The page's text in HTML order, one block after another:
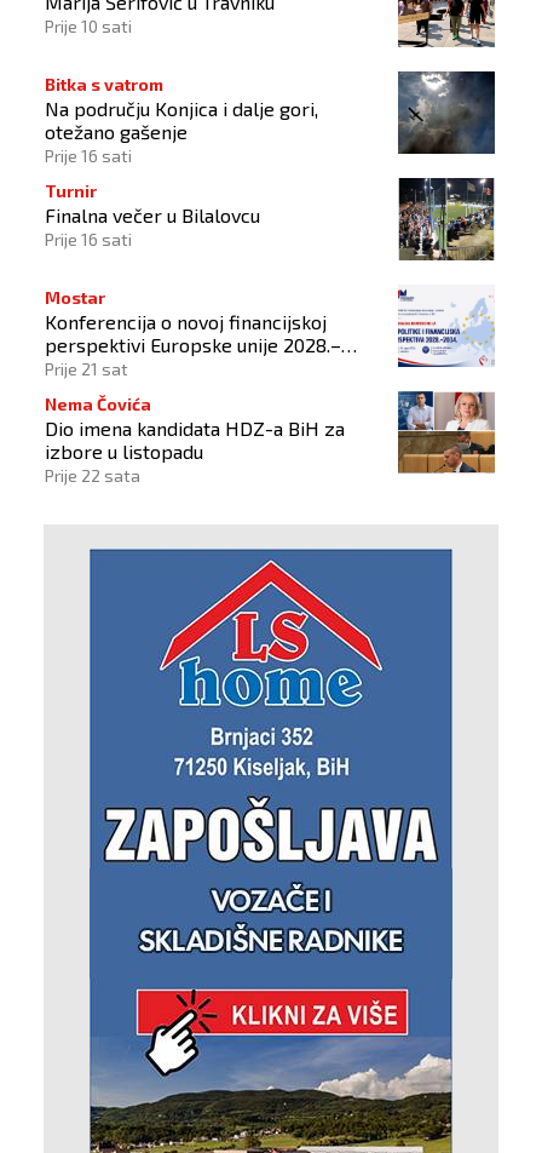
Prije 10 sati
Bitka s vatrom
Na području Konjica i dalje gori,
otežano gašenje
Prije 16 sati
Turnir
Finalna večer u Bilalovcu
Prije 16 sati
Mostar
Konferencija o novoj financijskoj
perspektivi Europske unije 2028.–
2034.
Prije 21 sat
Nema Čovića
Dio imena kandidata HDZ-a BiH za
izbore u listopadu
Prije 22 sata